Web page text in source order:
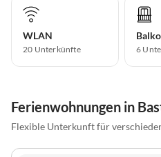
WLAN
20 Unterkünfte 6
Ferienwohnungen in
Flexible Unterkunft für